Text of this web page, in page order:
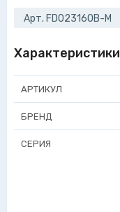
Арт. FD02316OB-M
Характеристики
АРТИКУЛ
БРЕНД
СЕРИЯ